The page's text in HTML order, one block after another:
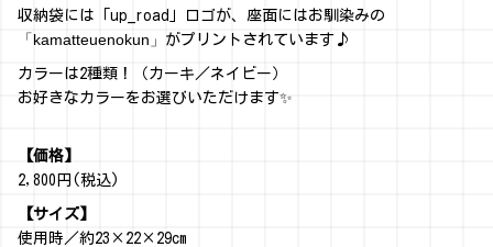
収納袋には「up_road」ロゴが、座面にはお馴染みの
「kamatteuenokun」 がプリントされています♪
カラーは2種類！（カーキ／ネイビー）
お好きなカラーをお選びいただけます✨
【価格】
2,800円(税込)
【サイズ】
使用時／約23×22×29cm